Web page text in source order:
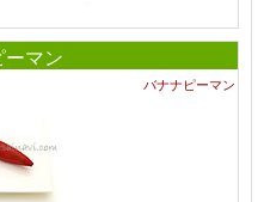
マン
バナナピーマン